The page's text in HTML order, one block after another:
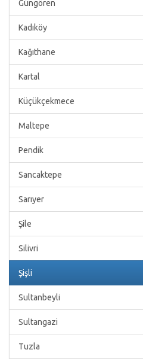
Güngören
Kadıköy
Kağıthane
Kartal
Küçükçekmece
Maltepe
Pendik
Sancaktepe
Sarıyer
Şile
Silivri
Şişli
Sultanbeyli
Sultangazi
Tuzla